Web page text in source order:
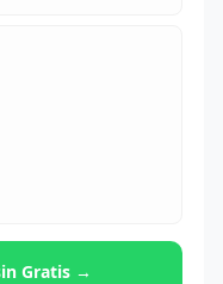
Gratis →